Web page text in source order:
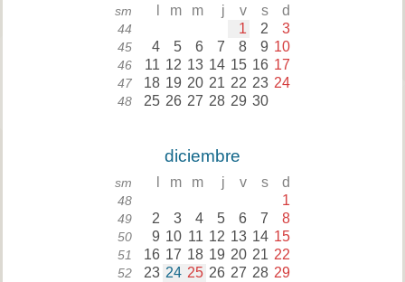
sm m m j v s d
44 1 2 3
45 4 5 6 7 8 9 10
46 11 12 13 14 15 16 17
47 18 19 20 21 22 23 24
48 25 26 27 28 29 30
diciembre
sm m m j v s d
48 1
49 2 3 4 5 6 7 8
50 9 10 11 12 13 14 15
51 16 17 18 19 20 21 22
52 23 24 25 26 27 28 29